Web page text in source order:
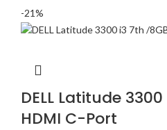
-21%
DELL Latitude
HDMI C-Port